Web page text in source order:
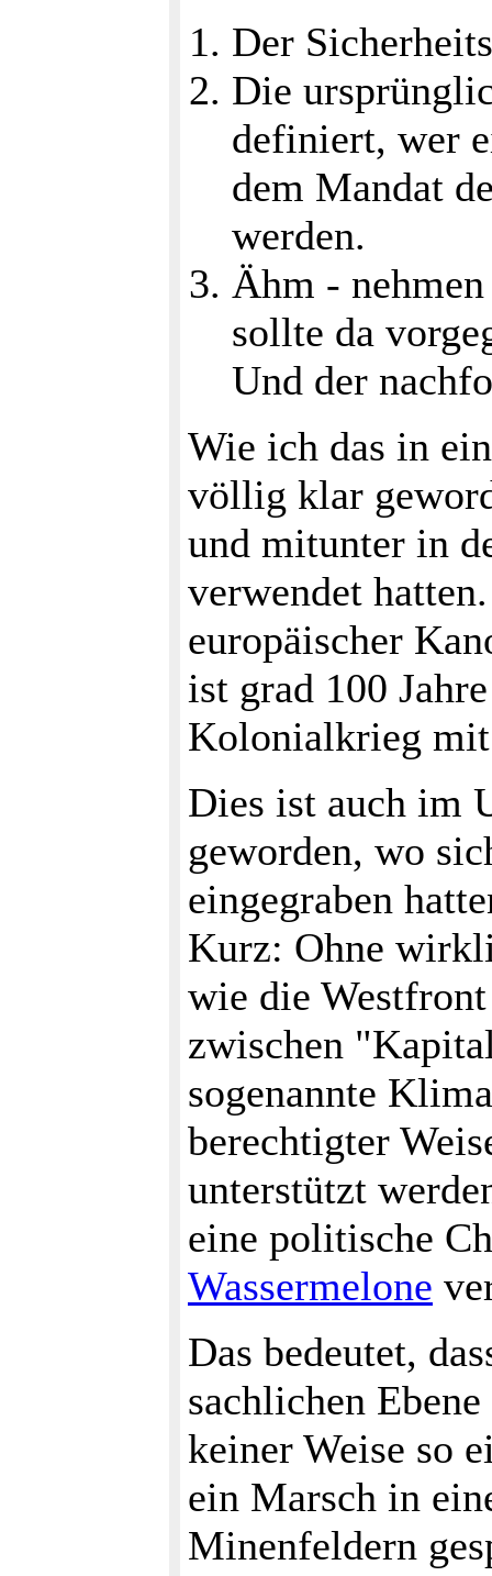
Der
Die
definiert, wer
dem Mandat
werden.
Ähm -
sollte da
Und der
Wie ich das in
völlig klar
und mitunter in
verwendet
europäischer
ist grad 100
Kolonialkrieg
Dies ist auch im
geworden, wo
eingegraben
Kurz: Ohne
wie die
zwischen
sogenannte
berechtigter
unterstützt
eine politische
Wassermelone
Das bedeutet,
sachlichen
keiner Weise so
ein Marsch in
Minenfeldern